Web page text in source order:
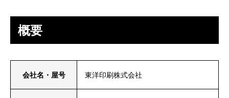
概要
会社名・屋号 東洋印刷株式会社